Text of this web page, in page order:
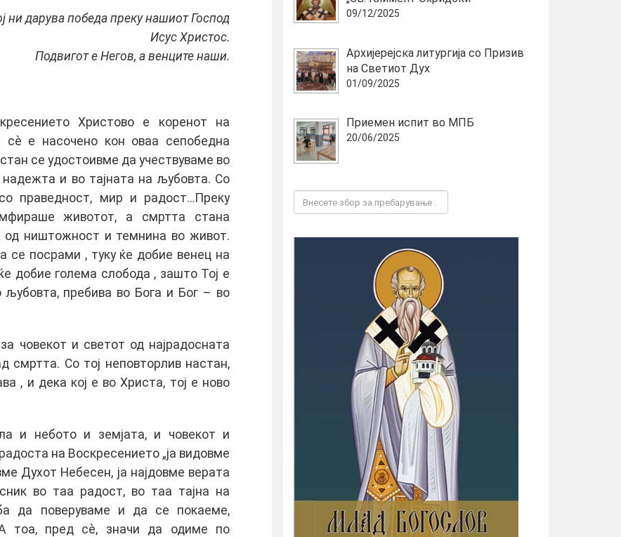
ни дарува победа преку нашиот Господ
Исус Христос.
Подвигот е Негов, а венците наши.
Христово е коренот на
е насочено кон овaa сепобедна
се удостоивме да учествуваме во
надежта и во тајната на љубовта. Со
праведност, мир и радост…Преку
животот, а смртта стана
од ништожност и темнина во живот.
се посрами , туку ќе добие венец на
добие голема слобода , зашто Тој е
пребива во Бога и Бог – во
човекот и светот од најрадосната
смртта. Со тој неповторлив настан,
, и дека кој е во Христа, тој е ново
и небото и земјата, и човекот и
на Воскресението „ја видовме
Духот Небесен, ја најдовме верата
во таа радост, во таа тајна на
да поверуваме и да се покаеме,
А тоа, пред сè, значи да одиме по
09/12/2025
Архијерејска литургија со Призив
на Светиот Дух
01/09/2025
Приемен испит во МПБ
20/06/2025